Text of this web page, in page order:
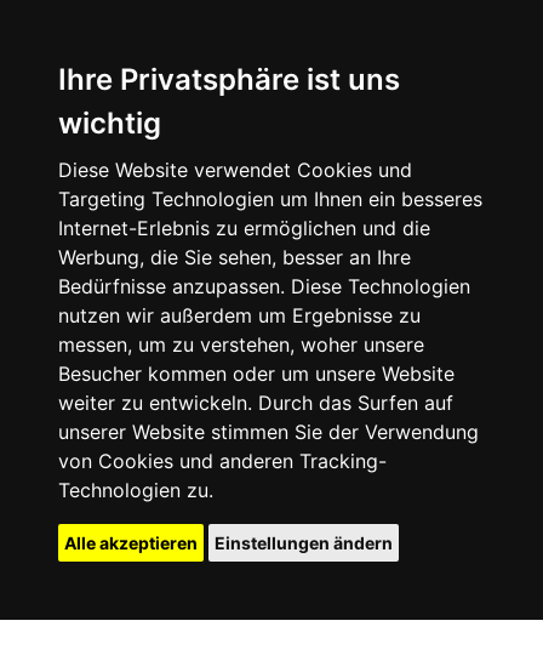
Ihre Privatsphäre ist uns
wichtig
Diese Website verwendet Cookies und
Targeting Technologien um Ihnen ein besseres
Internet-Erlebnis zu ermöglichen und die
Werbung, die Sie sehen, besser an Ihre
Bedürfnisse anzupassen. Diese Technologien
nutzen wir außerdem um Ergebnisse zu
messen, um zu verstehen, woher unsere
Besucher kommen oder um unsere Website
weiter zu entwickeln. Durch das Surfen auf
unserer Website stimmen Sie der Verwendung
von Cookies und anderen Tracking-
Technologien zu.
Alle akzeptieren Einstellungen ändern